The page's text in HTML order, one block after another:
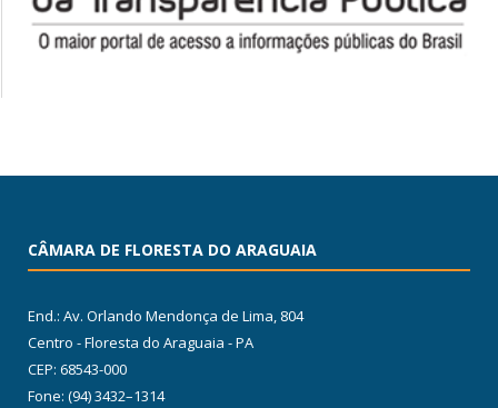
CÂMARA DE FLORESTA DO ARAGUAIA
End.: Av. Orlando Mendonça de Lima, 804
Centro - Floresta do Araguaia - PA
CEP: 68543-000
Fone: (94) 3432–1314